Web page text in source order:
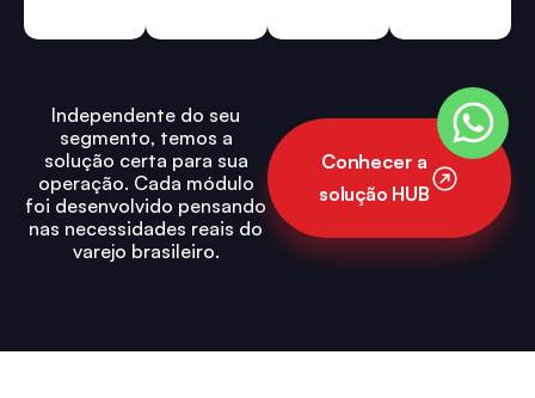
Independente do seu
segmento, temos a
solução certa para sua
operação. Cada módulo
foi desenvolvido pensando
nas necessidades reais do
varejo brasileiro.
Conhecer a
solução HUB